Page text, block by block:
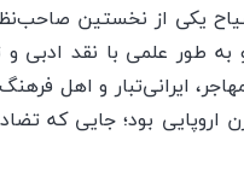
یکی از نخستین
طور علمی با نقد ادبی و
خانواده‌ای مهاجر، ایرانی‌تبار
اروپایی بود؛ جایی که